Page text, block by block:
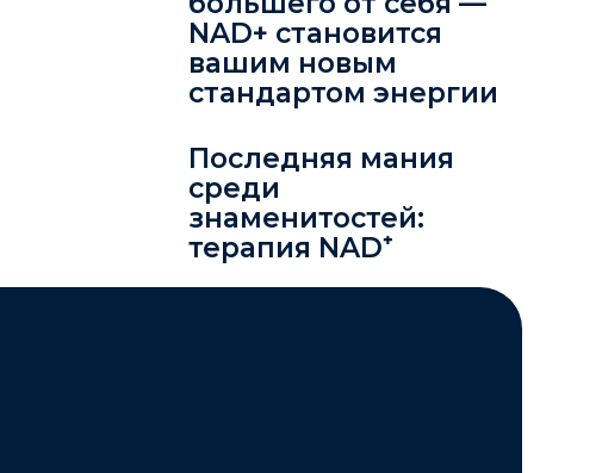
NAD+ становится
вашим новым
стандартом энергии
Последняя мания
среди
знаменитостей:
терапия NAD⁺